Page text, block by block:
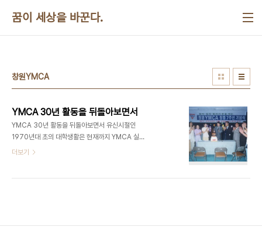
꿈이 세상을 바꾼다.
창원YMCA
YMCA 30년 활동을 뒤돌아보면서
YMCA 30년 활동을 뒤돌아보면서 유신시절인
1970년대 초의 대학생활은 현재까지 YMCA 실무
자로서의 삶을 있게 해준 출발점이며 30여년을 꾸준
더보기